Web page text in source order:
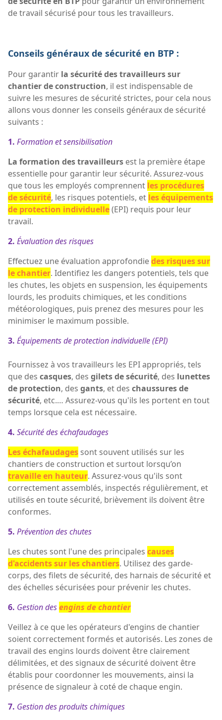
de travail sécurisé pour tous les travailleurs.
Conseils généraux de sécurité en BTP :
Pour garantir la sécurité des travailleurs sur
chantier de construction, il est indispensable de
suivre les mesures de sécurité strictes, pour cela nous
allons vous donner les conseils généraux de sécurité
suivants :
1. Formation et sensibilisation
La formation des travailleurs est la première étape
essentielle pour garantir leur sécurité. Assurez-vous
que tous les employés comprennent les procédures
de sécurité, les risques potentiels, et les équipements
de protection individuelle(EPI) requis pour leur
travail.
2. Évaluation des risques
Effectuez une évaluation approfondiedes risques sur
le chantier. Identifiez les dangers potentiels, tels que
les chutes, les objets en suspension, les équipements
lourds, les produits chimiques, et les conditions
météorologiques, puis prenez des mesures pour les
minimiser le maximum possible.
3. Équipements de protection individuelle (EPI)
Fournissez à vos travailleurs les EPI appropriés, tels
que des casques, des gilets de sécurité, des lunettes
de protection, des gants, et des chaussures de
sécurité, etc.… Assurez-vous qu'ils les portent en tout
temps lorsque cela est nécessaire.
4. Sécurité des échafaudages
Les échafaudages sont souvent utilisés sur les
chantiers de construction et surtout lorsqu’on
travaille en hauteur. Assurez-vous qu'ils sont
correctement assemblés, inspectés régulièrement, et
utilisés en toute sécurité, brièvement ils doivent être
conformes.
5. Prévention des chutes
Les chutes sont l'une des principales causes
d'accidents sur les chantiers. Utilisez des garde-
corps, des filets de sécurité, des harnais de sécurité et
des échelles sécurisées pour prévenir les chutes.
6. Gestion desengins de chantier
Veillez à ce que les opérateurs d'engins de chantier
soient correctement formés et autorisés. Les zones de
travail des engins lourds doivent être clairement
délimitées, et des signaux de sécurité doivent être
établis pour coordonner les mouvements, ainsi la
présence de signaleur à coté de chaque engin.
7. Gestion des produits chimiques